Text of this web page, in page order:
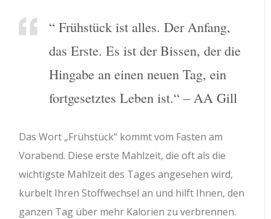
“ Frühstück ist alles. Der Anfang,
das Erste. Es ist der Bissen, der die
Hingabe an einen neuen Tag, ein
fortgesetztes Leben ist.“ – AA Gill
Das Wort „Frühstück“ kommt vom Fasten am
Vorabend. Diese erste Mahlzeit, die oft als die
wichtigste Mahlzeit des Tages angesehen wird,
kurbelt Ihren Stoffwechsel an und hilft Ihnen, den
ganzen Tag über mehr Kalorien zu verbrennen.